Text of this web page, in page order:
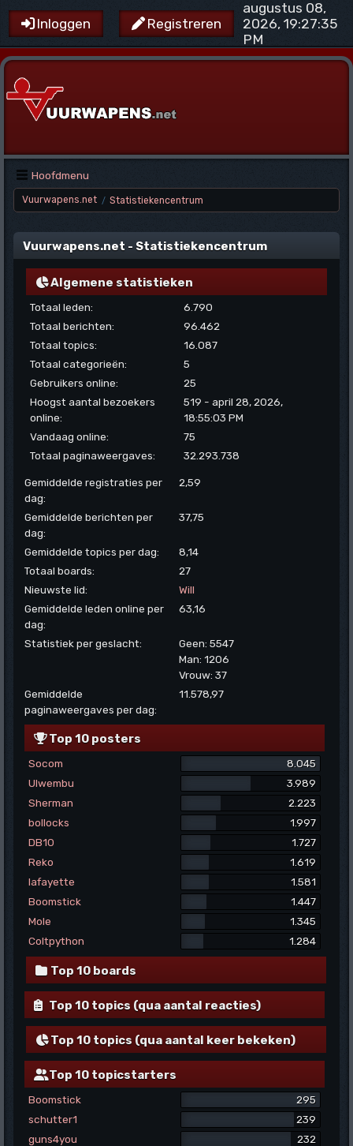
Inloggen Registreren
augustus 08,
2026, 19:27:35
PM
Hoofdmenu
Vuurwapens.net / Statistiekencentrum
Vuurwapens.net - Statistiekencentrum
Algemene statistieken
Totaal leden:
6.790
Totaal berichten:
96.462
Totaal topics:
16.087
Totaal categorieën:
5
Gebruikers online:
25
Hoogst aantal bezoekers
online:
519 - april 28, 2026,
18:55:03 PM
Vandaag online:
75
Totaal paginaweergaves:
32.293.738
Gemiddelde registraties per
dag:
2,59
Gemiddelde berichten per
dag:
37,75
Gemiddelde topics per dag:
8,14
Totaal boards:
27
Nieuwste lid:
Will
Gemiddelde leden online per
dag:
63,16
Statistiek per geslacht:
Geen: 5547
Man: 1206
Vrouw: 37
Gemiddelde
paginaweergaves per dag:
11.578,97
Top 10 posters
Socom
8.045
Ulwembu
3.989
Sherman
2.223
bollocks
1.997
DB10
1.727
Reko
1.619
lafayette
1.581
Boomstick
1.447
Mole
1.345
Coltpython
1.284
Top 10 boards
Top 10 topics (qua aantal reacties)
Top 10 topics (qua aantal keer bekeken)
Top 10 topicstarters
Boomstick
295
schutter1
239
guns4you
232